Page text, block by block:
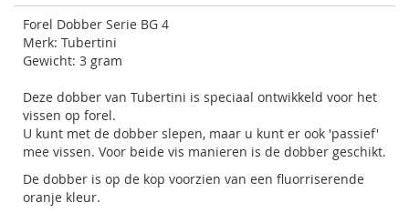
Forel Dobber Serie BG 4
Merk: Tubertini
Gewicht: 3 gram
Deze dobber van Tubertini is speciaal ontwikkeld voor het
vissen op forel.
U kunt met de dobber slepen, maar u kunt er ook 'passief'
mee vissen. Voor beide vis manieren is de dobber geschikt.
De dobber is op de kop voorzien van een fluorriserende
oranje kleur.